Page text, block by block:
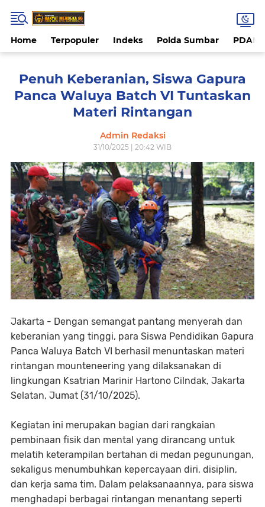
Home Terpopuler Indeks Polda Sumbar PDAM
Penuh Keberanian, Siswa Gapura
Panca Waluya Batch VI Tuntaskan
Materi Rintangan
Admin Redaksi
31/10/2025 | 20:42 WIB
Jakarta - Dengan semangat pantang menyerah dan
keberanian yang tinggi, para Siswa Pendidikan Gapura
Panca Waluya Batch VI berhasil menuntaskan materi
rintangan mounteneering yang dilaksanakan di
lingkungan Ksatrian Marinir Hartono Cilndak, Jakarta
Selatan, Jumat (31/10/2025).
Kegiatan ini merupakan bagian dari rangkaian
pembinaan fisik dan mental yang dirancang untuk
melatih keterampilan bertahan di medan pegunungan,
sekaligus menumbuhkan kepercayaan diri, disiplin,
dan kerja sama tim. Dalam pelaksanaannya, para siswa
menghadapi berbagai rintangan menantang seperti